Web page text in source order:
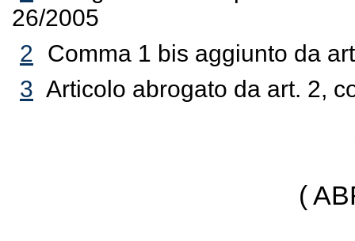
26/2005
2 Comma 1 bis aggiunto da
3 Articolo abrogato da art. 2,
(